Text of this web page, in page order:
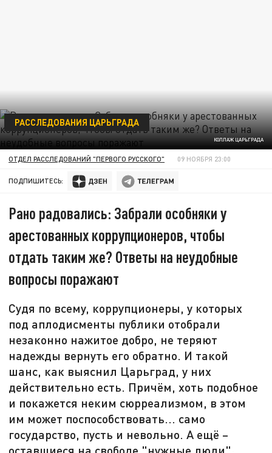
КОЛЛАЖ ЦАРЬГРАДА
РАССЛЕДОВАНИЯ ЦАРЬГРАДА
ОТДЕЛ РАССЛЕДОВАНИЙ "ПЕРВОГО РУССКОГО" 09 НОЯБРЯ 23:00
ПОДПИШИТЕСЬ:
Рано радовались: Забрали особняки у
арестованных коррупционеров, чтобы
отдать таким же? Ответы на неудобные
вопросы поражают
Судя по всему, коррупционеры, у которых
под аплодисменты публики отобрали
незаконно нажитое добро, не теряют
надежды вернуть его обратно. И такой
шанс, как выяснил Царьград, у них
действительно есть. Причём, хоть подобное
и покажется неким сюрреализмом, в этом
им может поспособствовать... само
государство, пусть и невольно. А ещё –
оставшиеся на свободе "нужные люди".